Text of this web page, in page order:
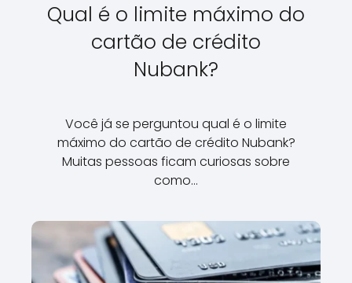
Qual é o limite máximo do
cartão de crédito
Nubank?
Você já se perguntou qual é o limite
máximo do cartão de crédito Nubank?
Muitas pessoas ficam curiosas sobre
como…